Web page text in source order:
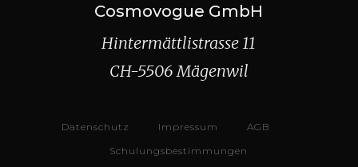
Cosmovogue GmbH
Hintermättlistrasse 11
CH-5506 Mägenwil
Datenschutz Impressum
AGB
Schulungsbestimmungen